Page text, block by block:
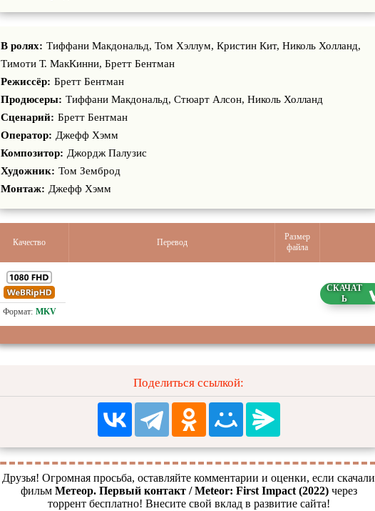
В ролях: Тиффани Макдональд, Том Хэллум, Кристин Кит, Николь Холланд,
Тимоти Т. МакКинни, Бретт Бентман
Режиссёр: Бретт Бентман
Продюсеры: Тиффани Макдональд, Стюарт Алсон, Николь Холланд
Сценарий: Бретт Бентман
Оператор: Джефф Хэмм
Композитор: Джордж Палузис
Художник: Том Земброд
Монтаж: Джефф Хэмм
Качество Перевод
Размер
файла
Поделиться ссылкой:
Друзья! Огромная просьба, оставляйте комментарии и оценки, если скачали
фильм Метеор. Первый контакт / Meteor: First Impact (2022)через
торрент бесплатно! Внесите свой вклад в развитие сайта!